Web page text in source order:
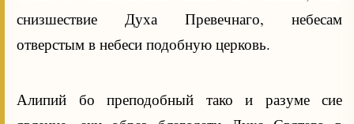
снизшествие Духа Превечнаго, небесам
отверстым в небеси подобную церковь.
Алипий бо преподобный тако и разуме сие